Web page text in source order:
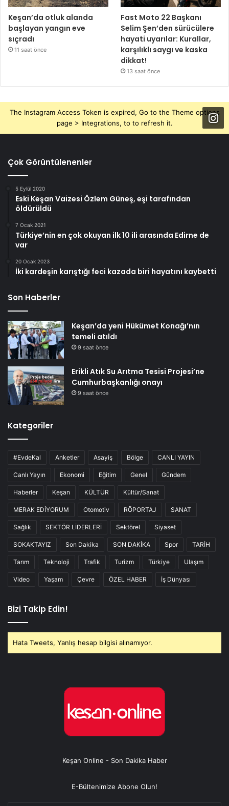
Keşan’da otluk alanda
başlayan yangın eve
sıçradı
11 saat önce
Fast Moto 22 Başkanı
Selim Şen’den sürücülere
hayati uyarılar: Kurallar,
karşılıklı saygı ve kaska
dikkat!
13 saat önce
The Instagram Access Token is expired, Go to the Theme options
page > Integrations, to to refresh it.
Çok Görüntülenenler
5 Eylül 2020
Eski Keşan Vaizesi Özlem Güneş, eşi tarafından
öldürüldü
7 Ocak 2021
Türkiye’nin en çok okuyan ilk 10 ili arasında Edirne de
var
20 Ocak 2023
İki kardeşin karıştığı feci kazada biri hayatını kaybetti
Son Haberler
Keşan’da yeni Hükümet Konağı’nın
temeli atıldı
9 saat önce
Erikli Atık Su Arıtma Tesisi Projesi’ne
Cumhurbaşkanlığı onayı
9 saat önce
Kategoriler
#EvdeKal Anketler Asayiş Bölge CANLI YAYIN
Canlı Yayın Ekonomi Eğitim Genel Gündem
Haberler Keşan KÜLTÜR Kültür/Sanat
MERAK EDİYORUM Otomotiv RÖPORTAJ SANAT
Sağlık SEKTÖR LİDERLERİ Sektörel Siyaset
SOKAKTAYIZ Son Dakika SON DAKİKA Spor TARİH
Tarım Teknoloji Trafik Turizm Türkiye Ulaşım
Video Yaşam Çevre ÖZEL HABER İş Dünyası
Bizi Takip Edin!
Hata Tweets, Yanlış hesap bilgisi alınamıyor.
Keşan Online - Son Dakika Haber
E-Bültenimize Abone Olun!